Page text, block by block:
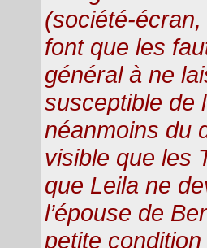
(société-
font que les
général à ne
susceptible de
néanmoins du
visible que les
que Leila ne
l’épouse de
petite